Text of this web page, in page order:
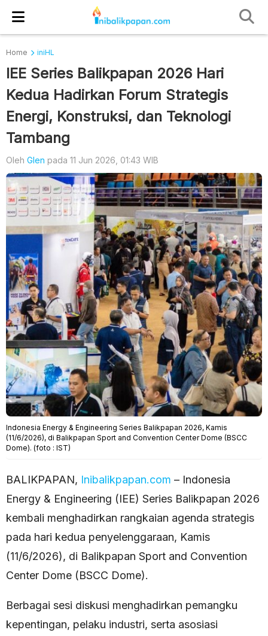
Home iniHL
IEE Series Balikpapan 2026 Hari
Kedua Hadirkan Forum Strategis
Energi, Konstruksi, dan Teknologi
Tambang
Oleh Glen pada 11 Jun 2026, 01:43 WIB
Indonesia Energy & Engineering Series Balikpapan 2026, Kamis
(11/6/2026), di Balikpapan Sport and Convention Center Dome (BSCC
Dome). (foto : IST)
BALIKPAPAN, Inibalikpapan.com – Indonesia
Energy & Engineering (IEE) Series Balikpapan 2026
kembali menghadirkan rangkaian agenda strategis
pada hari kedua penyelenggaraan, Kamis
(11/6/2026), di Balikpapan Sport and Convention
Center Dome (BSCC Dome).
Berbagai sesi diskusi menghadirkan pemangku
kepentingan, pelaku industri, serta asosiasi